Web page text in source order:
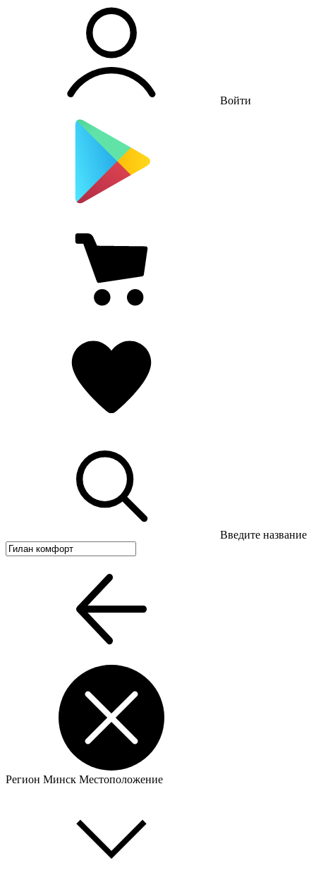
Войти
Введите название
Регион Минск Местоположение